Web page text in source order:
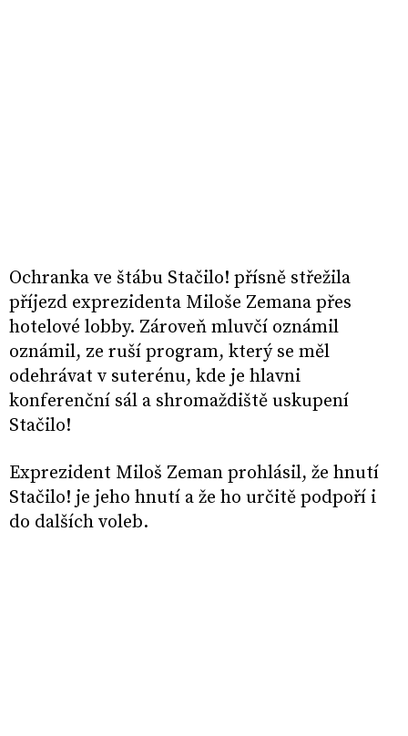
Ochranka ve štábu Stačilo! přísně střežila
příjezd exprezidenta Miloše Zemana přes
hotelové lobby. Zároveň mluvčí oznámil
oznámil, ze ruší program, který se měl
odehrávat v suterénu, kde je hlavni
konferenční sál a shromaždiště uskupení
Stačilo!
Exprezident Miloš Zeman prohlásil, že hnutí
Stačilo! je jeho hnutí a že ho určitě podpoří i
do dalších voleb.